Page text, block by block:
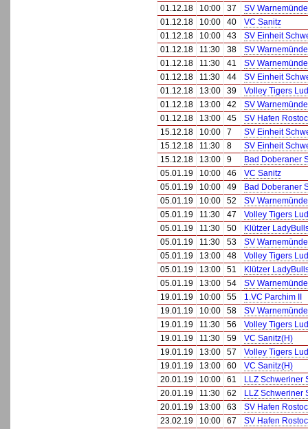
01.12.18
10:00 37
SV
01.12.18
10:00 40
VC Sanitz
01.12.18
10:00 43
SV Einheit
01.12.18
11:30 38
SV
01.12.18
11:30 41
SV
01.12.18
11:30 44
SV Einheit
01.12.18
13:00 39
Volley Tigers
01.12.18
13:00 42
SV
01.12.18
13:00 45
SV Hafen
15.12.18
10:00 7
SV Einheit
15.12.18
11:30 8
SV Einheit
15.12.18
13:00 9
Bad Doberaner
05.01.19
10:00 46
VC Sanitz
05.01.19
10:00 49
Bad Doberaner
05.01.19
10:00 52
SV
05.01.19
11:30 47
Volley Tigers
05.01.19
11:30 50
Klützer
05.01.19
11:30 53
SV
05.01.19
13:00 48
Volley Tigers
05.01.19
13:00 51
Klützer
05.01.19
13:00 54
SV
19.01.19
10:00 55
1.VC Parchim II
19.01.19
10:00 58
SV
19.01.19
11:30 56
Volley Tigers
19.01.19
11:30 59
VC Sanitz(H)
19.01.19
13:00 57
Volley Tigers
19.01.19
13:00 60
VC Sanitz(H)
20.01.19
10:00 61
LLZ Schweriner
20.01.19
11:30 62
LLZ Schweriner
20.01.19
13:00 63
SV Hafen
23.02.19
10:00 67
SV Hafen